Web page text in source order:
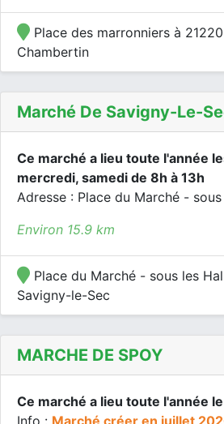
Place des marronniers à
Chambertin
Marché De Savigny-Le-
Ce marché a lieu toute l'année
mercredi, samedi de 8h à 13h
Adresse : Place du Marché -
Environ 15.9 km
Place du Marché - sous les
Savigny-le-Sec
MARCHE DE SPOY
Ce marché a lieu toute l'année
Info : Marché créer en juillet